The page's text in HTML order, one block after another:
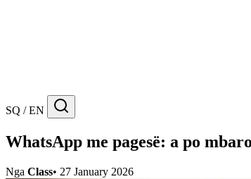
SQ / EN
WhatsApp me pagesë: a po
Nga Class• 27 January 2026